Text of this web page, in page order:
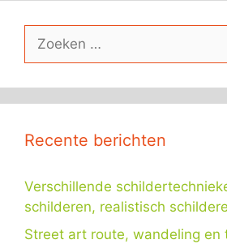
Zoek
Recente berichten
Verschillende
schilderen, realistisch
Street art route, wandeling en